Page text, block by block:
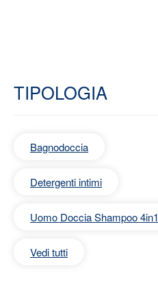
TIPOLOGIA
Bagnodoccia
Detergenti intimi
Uomo Doccia Shampoo 4in1
Vedi tutti